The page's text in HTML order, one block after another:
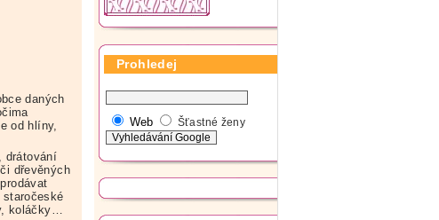
daných
od hlíny,
drátování
dřevěných
koláčky…
Prohledej
Web Šťastné ženy